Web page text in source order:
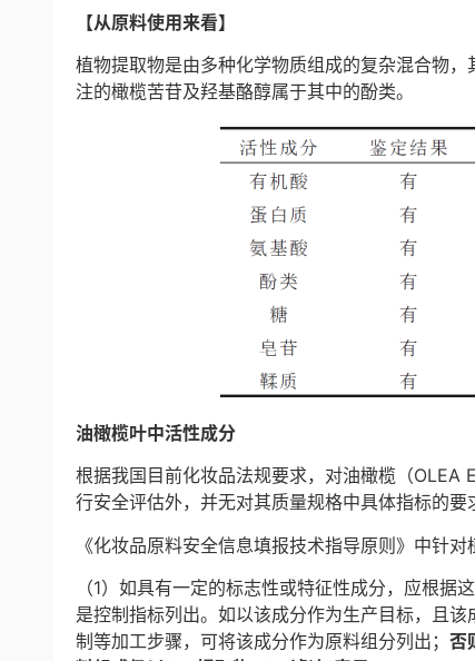
【从原料使用来看】
植物提取物是由多种化学物质组成的复杂混合物
注的橄榄苦苷及羟基酪醇属于其中的酚类。
油橄榄叶中活性成分
根据我国目前化妆品法规要求，对油橄榄（OLEA
行安全评估外，并无对其质量规格中具体指标的要
《化妆品原料安全信息填报技术指导原则》中针
（1）如具有一定的标志性或特征性成分，应根
是控制指标列出。如以该成分作为生产目标，且
制等加工步骤，可将该成分作为原料组分列出； 否